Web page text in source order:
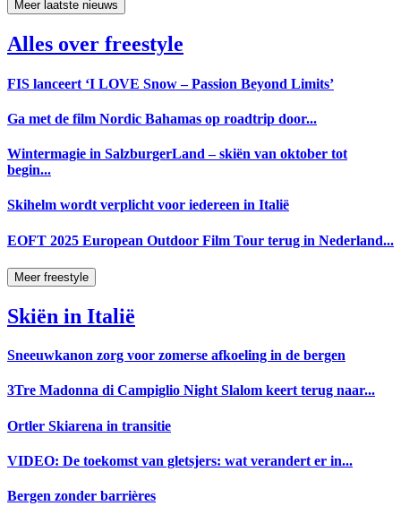
Meer laatste nieuws
Alles over freestyle
FIS lanceert ‘I LOVE Snow – Passion Beyond Limits’
Ga met de film Nordic Bahamas op roadtrip door...
Wintermagie in SalzburgerLand – skiën van oktober tot
begin...
Skihelm wordt verplicht voor iedereen in Italië
EOFT 2025 European Outdoor Film Tour terug in Nederland...
Meer freestyle
Skiën in Italië
Sneeuwkanon zorg voor zomerse afkoeling in de bergen
3Tre Madonna di Campiglio Night Slalom keert terug naar...
Ortler Skiarena in transitie
VIDEO: De toekomst van gletsjers: wat verandert er in...
Bergen zonder barrières